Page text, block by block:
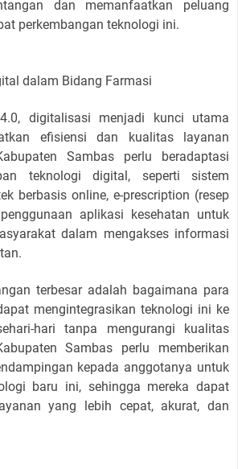
dan memanfaatkan peluang
perkembangan teknologi ini.
dalam Bidang Farmasi
digitalisasi menjadi kunci utama
efisiensi dan kualitas layanan
Sambas perlu beradaptasi
teknologi digital, seperti sistem
berbasis online, e-prescription (resep
aplikasi kesehatan untuk
dalam mengakses informasi
terbesar adalah bagaimana para
mengintegrasikan teknologi ini ke
hari tanpa mengurangi kualitas
Sambas perlu memberikan
kepada anggotanya untuk
baru ini, sehingga mereka dapat
yang lebih cepat, akurat, dan